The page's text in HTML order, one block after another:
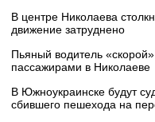
В центре Николаева
движение затруднено
Пьяный водитель
пассажирами в Николаеве
В Южноукраинске будут
сбившего пешехода на